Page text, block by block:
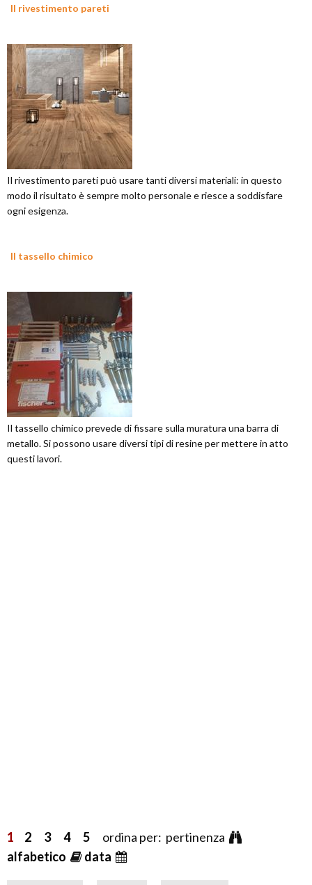
Il rivestimento pareti
Il rivestimento pareti può usare tanti diversi materiali: in questo
modo il risultato è sempre molto personale e riesce a soddisfare
ogni esigenza.
Il tassello chimico
Il tassello chimico prevede di fissare sulla muratura una barra di
metallo. Si possono usare diversi tipi di resine per mettere in atto
questi lavori.
1 2 3 4 5 ordina per: pertinenza
alfabetico
data